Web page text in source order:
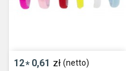
12* 0,61 zł (netto)